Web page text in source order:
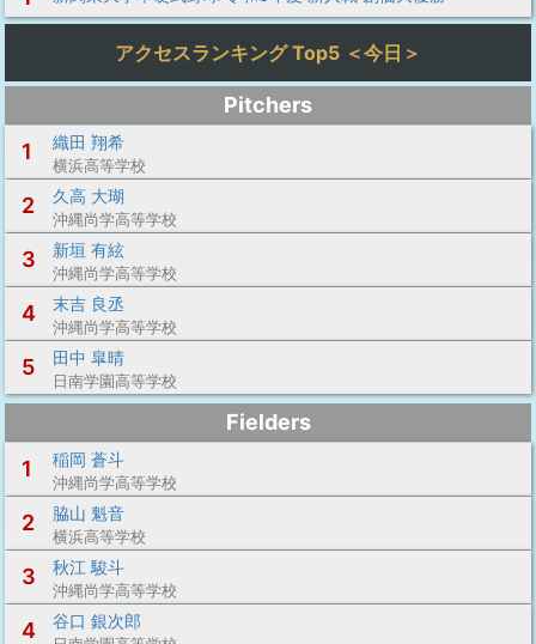
アクセスランキング Top5 ＜今日＞
Pitchers
1
織田 翔希
横浜高等学校
2 久高 大瑚
沖縄尚学高等学校
3 新垣 有絃
沖縄尚学高等学校
4 末吉 良丞
沖縄尚学高等学校
5 田中 皐晴
日南学園高等学校
Fielders
1
稲岡 蒼斗
沖縄尚学高等学校
2 脇山 魁音
横浜高等学校
3 秋江 駿斗
沖縄尚学高等学校
4 谷口 銀次郎